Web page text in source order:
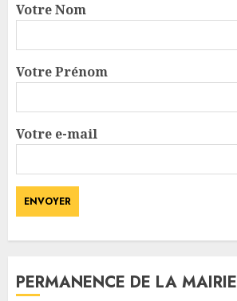
Votre Nom
Votre Prénom
Votre e-mail
PERMANENCE DE LA MAIRIE